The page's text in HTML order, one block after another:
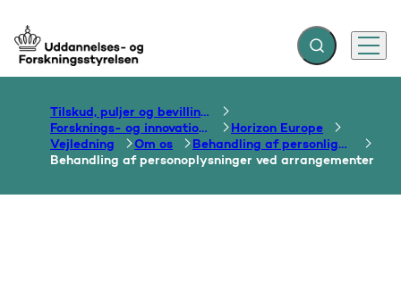
Gå til forsiden Fold søgefelt ud
Menu
Tilskud, puljer og bevillinger
Forsknings- og innovationsområdet
Horizon Europe
Vejledning
Om os
Behandling af personlige oplysninger
Behandling af personoplysninger ved arrangementer